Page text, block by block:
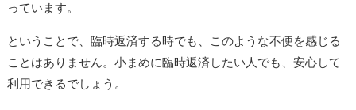
っています。
ということで、臨時返済する時でも、このような不便を感じる
ことはありません。小まめに臨時返済したい人でも、安心して
利用できるでしょう。